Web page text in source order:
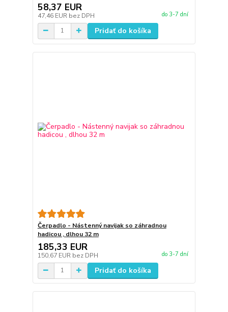
58,37 EUR
47,46 EUR bez DPH do 3-7 dní
Pridať do košíka
Čerpadlo - Nástenný navijak so záhradnou
hadicou , dlhou 32 m
185,33 EUR
150,67 EUR bez DPH do 3-7 dní
Pridať do košíka